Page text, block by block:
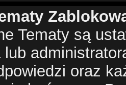
Tematy są
lub
oraz